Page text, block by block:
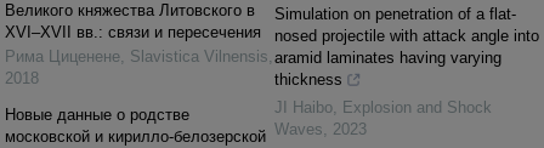
Великого княжества Литовского в
XVI–XVII вв.: связи и пересечения
Рима Циценене, Slavistica Vilnensis,
2018
Новые данные о родстве
московской и кирилло-белозерской
Simulation on penetration of a flat-
nosed projectile with attack angle into
aramid laminates having varying
thickness
JI Haibo, Explosion and Shock
Waves, 2023